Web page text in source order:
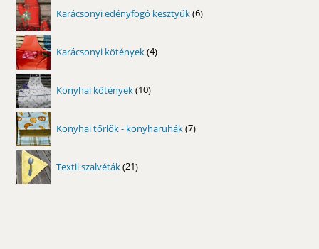
Karácsonyi edényfogó kesztyűk 6
termék
Karácsonyi kötények 4
termék
Konyhai kötények 10
termék
Konyhai tőrlők - konyharuhák 7
termék
Textil szalvéták 21
termék